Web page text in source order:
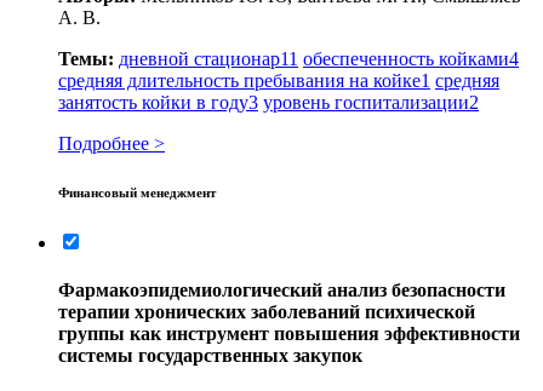
А. В.
Темы: дневной стационар11 обеспеченность койками4
средняя длительность пребывания на койке1 средняя
занятость койки в году3 уровень госпитализации2
Подробнее >
Финансовый менеджмент
Фармакоэпидемиологический анализ безопасности
терапии хронических заболеваний психической
группы как инструмент повышения эффективности
системы государственных закупок